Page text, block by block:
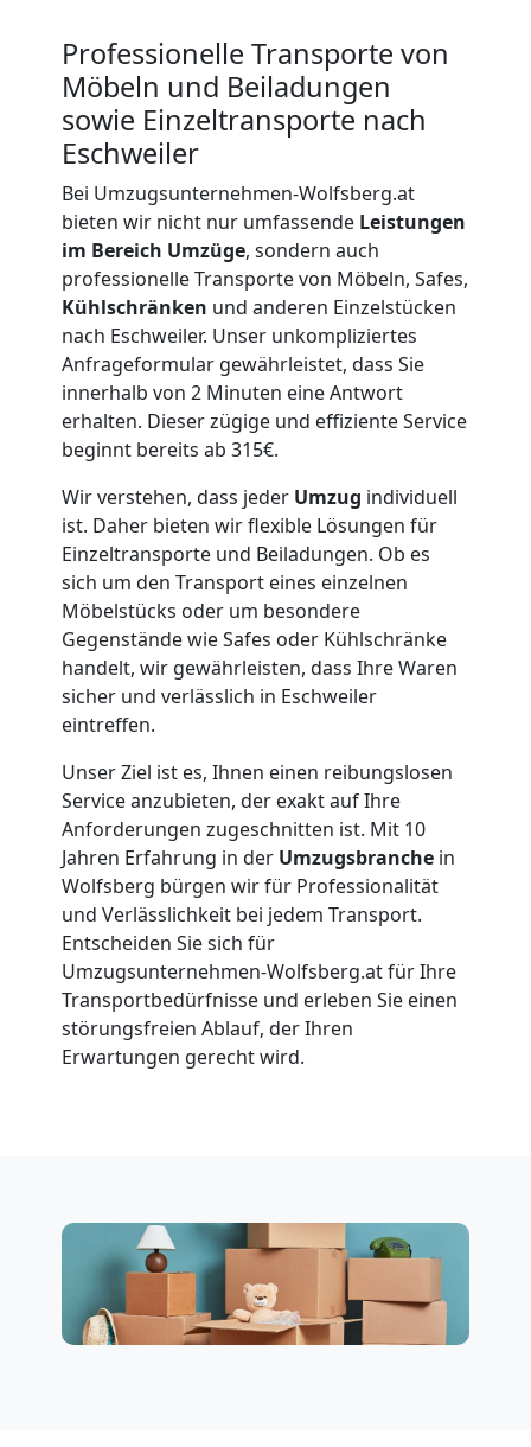
Professionelle Transporte von
Möbeln und Beiladungen
sowie Einzeltransporte nach
Eschweiler
Bei Umzugsunternehmen-Wolfsberg.at
bieten wir nicht nur umfassende Leistungen
im Bereich Umzüge, sondern auch
professionelle Transporte von Möbeln, Safes,
Kühlschränken und anderen Einzelstücken
nach Eschweiler. Unser unkompliziertes
Anfrageformular gewährleistet, dass Sie
innerhalb von 2 Minuten eine Antwort
erhalten. Dieser zügige und effiziente Service
beginnt bereits ab 315€.
Wir verstehen, dass jeder Umzug individuell
ist. Daher bieten wir flexible Lösungen für
Einzeltransporte und Beiladungen. Ob es
sich um den Transport eines einzelnen
Möbelstücks oder um besondere
Gegenstände wie Safes oder Kühlschränke
handelt, wir gewährleisten, dass Ihre Waren
sicher und verlässlich in Eschweiler
eintreffen.
Unser Ziel ist es, Ihnen einen reibungslosen
Service anzubieten, der exakt auf Ihre
Anforderungen zugeschnitten ist. Mit 10
Jahren Erfahrung in der Umzugsbranche in
Wolfsberg bürgen wir für Professionalität
und Verlässlichkeit bei jedem Transport.
Entscheiden Sie sich für
Umzugsunternehmen-Wolfsberg.at für Ihre
Transportbedürfnisse und erleben Sie einen
störungsfreien Ablauf, der Ihren
Erwartungen gerecht wird.
und
Lagerung
Wolfsberg
Full-
Service-
Umzug
Wolfsberg
Qualitäts-
Umzüge
Wolfsberg
Vereinsumzug
Wolfsberg
Anfrage
Möbeltransport
National
International
Beiladung
National